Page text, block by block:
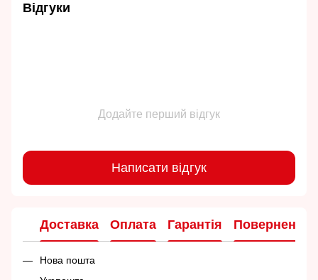
Відгуки
Додайте перший відгук
Написати відгук
Доставка Оплата Гарантія Повернення
Нова пошта